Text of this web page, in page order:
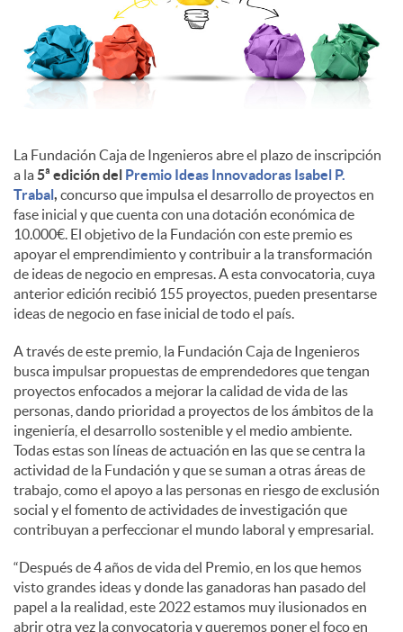
s
La Fundación Caja de Ingenieros abre el plazo de inscripción
a la5ª edición del
Premio Ideas Innovadoras Isabel P.
Trabal , concurso que impulsa el desarrollo de proyectos en
fase inicial y que cuenta con una dotación económica de
10.000€. El objetivo de la Fundación con este premio es
apoyar el emprendimiento y contribuir a la transformación
de ideas de negocio en empresas. A esta convocatoria, cuya
anterior edición recibió 155 proyectos, pueden presentarse
ideas de negocio en fase inicial de todo el país.
A través de este premio, la Fundación Caja de Ingenieros
busca impulsar propuestas de emprendedores que tengan
proyectos enfocados a mejorar la calidad de vida de las
personas, dando prioridad a proyectos de los ámbitos de la
ingeniería, el desarrollo sostenible y el medio ambiente.
Todas estas son líneas de actuación en las que se centra la
actividad de la Fundación y que se suman a otras áreas de
trabajo, como el apoyo a las personas en riesgo de exclusión
social y el fomento de actividades de investigación que
contribuyan a perfeccionar el mundo laboral y empresarial.
“Después de 4 años de vida del Premio, en los que hemos
visto grandes ideas y donde las ganadoras han pasado del
papel a la realidad, este 2022 estamos muy ilusionados en
abrir otra vez la convocatoria y queremos poner el foco en